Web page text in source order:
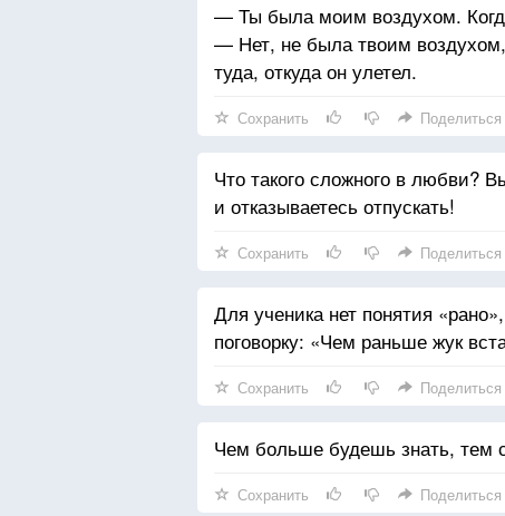
— Ты была моим воздухом.
— Нет, не была твоим воздухом,
туда, откуда он улетел.
Сохранить Поделиться
Что такого сложного в любви?
и отказываетесь отпускать!
Сохранить Поделиться
Для ученика нет понятия
поговорку: «Чем раньше жук
Сохранить Поделиться
Чем больше будешь знать, тем
Сохранить Поделиться